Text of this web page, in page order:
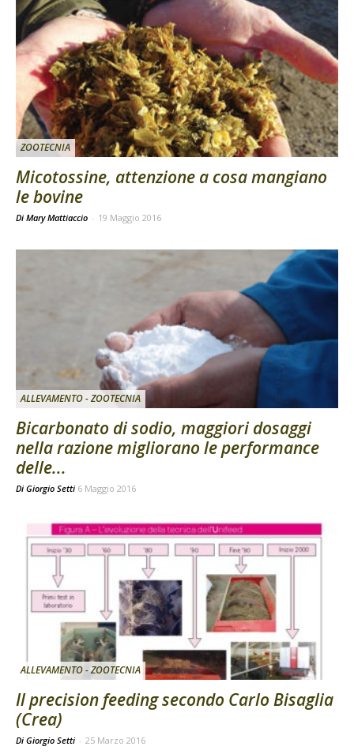
ZOOTECNIA
Micotossine, attenzione a cosa mangiano
le bovine
Di Mary Mattiaccio - 19 Maggio 2016
ALLEVAMENTO - ZOOTECNIA
Bicarbonato di sodio, maggiori dosaggi
nella razione migliorano le performance
delle...
Di Giorgio Setti 6 Maggio 2016
ALLEVAMENTO - ZOOTECNIA
Il precision feeding secondo Carlo Bisaglia
(Crea)
Di Giorgio Setti - 25 Marzo 2016